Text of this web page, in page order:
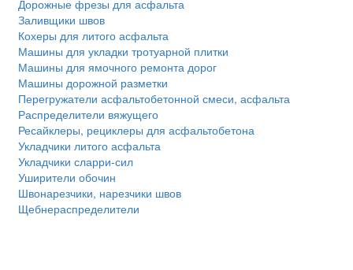
Дорожные фрезы для асфальта
Заливщики швов
Кохеры для литого асфальта
Машины для укладки тротуарной плитки
Машины для ямочного ремонта дорог
Машины дорожной разметки
Перегружатели асфальтобетонной смеси, асфальта
Распределители вяжущего
Ресайклеры, рециклеры для асфальтобетона
Укладчики литого асфальта
Укладчики сларри-сил
Уширители обочин
Швонарезчики, нарезчики швов
Щебнераспределители